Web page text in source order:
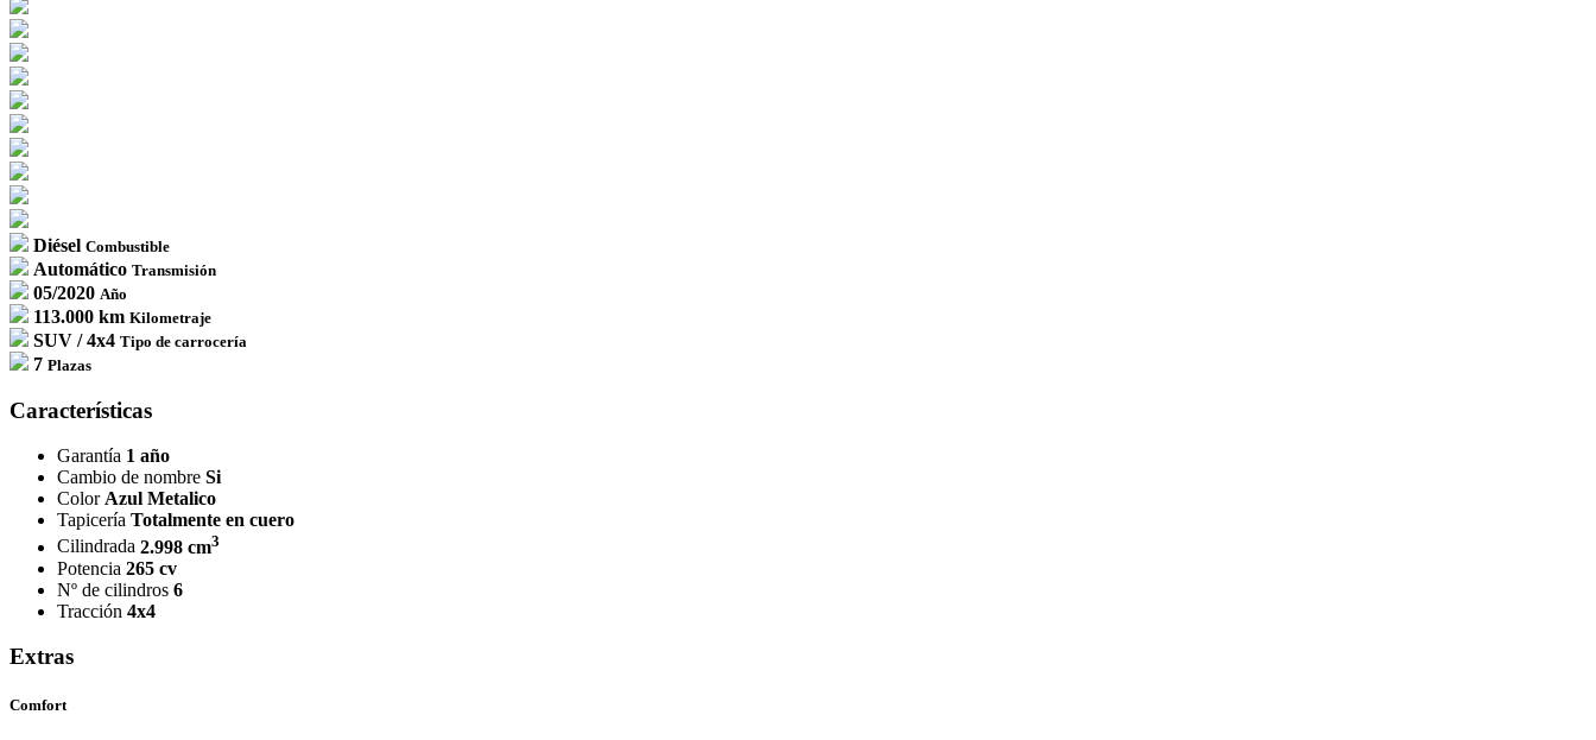
Diésel Combustible
Automático Transmisión
05/2020 Año
113.000 km Kilometraje
SUV / 4x4 Tipo de carrocería
7 Plazas
Características
Garantía 1 año
Cambio de nombre Si
Color Azul Metalico
Tapicería Totalmente en cuero
Cilindrada 2.998 cm3
Potencia 265 cv
Nº de cilindros 6
Tracción 4x4
Extras
Comfort